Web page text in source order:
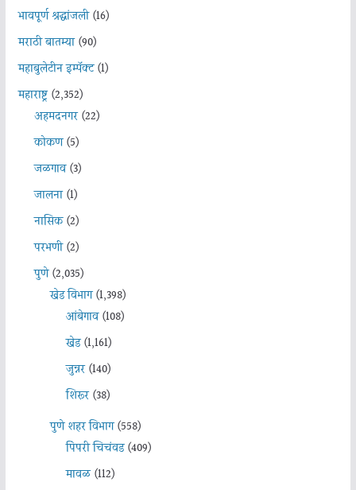
भावपूर्ण श्रद्धांजली(16)
मराठी बातम्या(90)
महाबुलेटीन इम्पॅक्ट(1)
महाराष्ट्र(2,352)
अहमदनगर(22)
कोकण(5)
जळगाव(3)
जालना(1)
नासिक(2)
परभणी(2)
पुणे(2,035)
खेड विभाग(1,398)
आंबेगाव(108)
खेड(1,161)
जुन्नर(140)
शिरूर(38)
पुणे शहर विभाग(558)
पिंपरी चिचंवड(409)
मावळ(112)